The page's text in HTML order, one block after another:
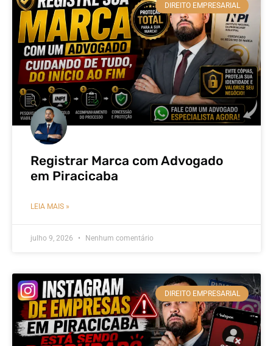
DIREITO EMPRESARIAL
Registrar Marca com Advogado
em Piracicaba
LEIA MAIS »
julho 9, 2026 Nenhum comentário
DIREITO EMPRESARIAL